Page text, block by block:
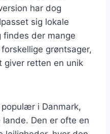
har dog
sig lokale
der mange
grøntsager,
giver retten en unik
i Danmark,
Den er ofte en